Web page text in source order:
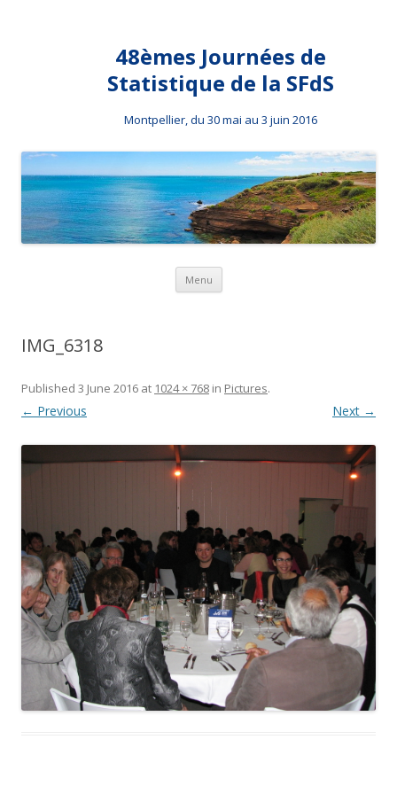
48èmes Journées de
Statistique de la SFdS
Montpellier, du 30 mai au 3 juin 2016
Menu Skip to content
IMG_6318
Published 3 June 2016 at 1024 × 768 in Pictures.
← Previous Next →